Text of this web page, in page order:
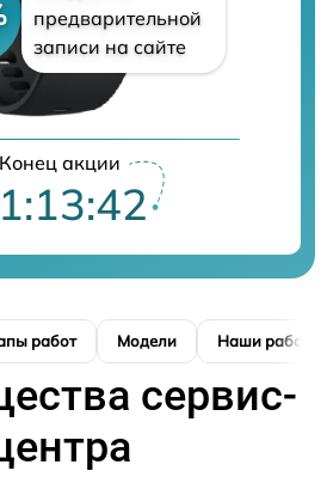
предварительной
записи на сайте
Конец акции
работ Модели Наши работы
сервис-